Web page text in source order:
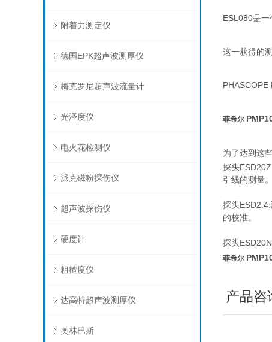
附着力测定仪
德国EPK超声波测厚仪
梅克罗尼超声波流量计
光泽度仪
电火花检测仪
派克磁粉探伤仪
超声波探伤仪
硬度计
粗糙度仪
达高特超声波测厚仪
奥林巴斯
ESL080是
这一获得的
PHASCOPE
菲希尔
为了达到这
探头
引线的测量。
探头
的校准。
探头
菲希尔 P
产品咨